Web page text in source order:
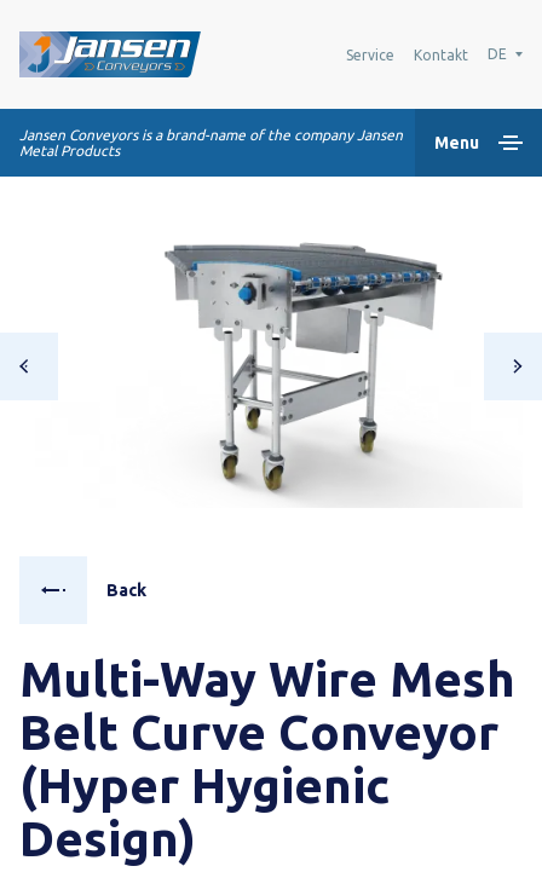
Service Kontakt DE
Jansen Conveyors is a brand-name of the company Jansen
Metal Products
Menu
Kunststoff-Modulbänder
Back
Multi-Way Wire Mesh
Belt Curve Conveyor
(Hyper Hygienic
Design)